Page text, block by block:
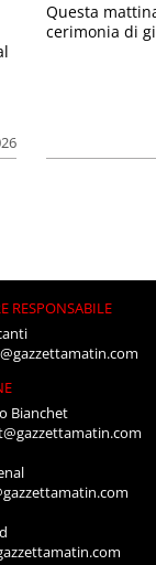
Questa
cerimonia di
RESPONSABILE
Bianchet